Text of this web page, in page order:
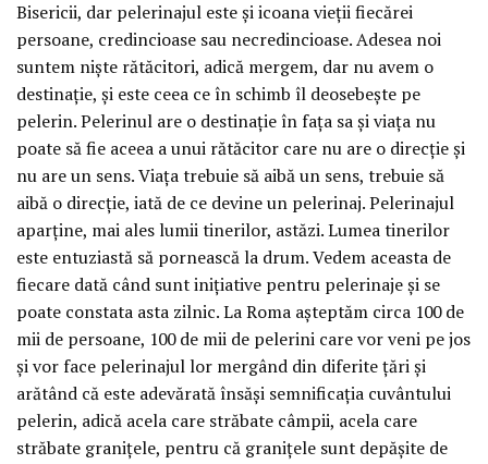
Bisericii, dar pelerinajul este și icoana vieții fiecărei
persoane, credincioase sau necredincioase. Adesea noi
suntem niște rătăcitori, adică mergem, dar nu avem o
destinație, și este ceea ce în schimb îl deosebește pe
pelerin. Pelerinul are o destinație în fața sa și viața nu
poate să fie aceea a unui rătăcitor care nu are o direcție și
nu are un sens. Viața trebuie să aibă un sens, trebuie să
aibă o direcție, iată de ce devine un pelerinaj. Pelerinajul
aparține, mai ales lumii tinerilor, astăzi. Lumea tinerilor
este entuziastă să pornească la drum. Vedem aceasta de
fiecare dată când sunt inițiative pentru pelerinaje și se
poate constata asta zilnic. La Roma așteptăm circa 100 de
mii de persoane, 100 de mii de pelerini care vor veni pe jos
și vor face pelerinajul lor mergând din diferite țări și
arătând că este adevărată însăși semnificația cuvântului
pelerin, adică acela care străbate câmpii, acela care
străbate granițele, pentru că granițele sunt depășite de